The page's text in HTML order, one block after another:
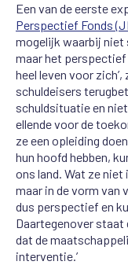
Een van de eerste
Perspectief Fonds
mogelijk waarbij niet
maar het perspectief
heel leven voor zich’,
schuldeisers
schuldsituatie en
ellende voor de
ze een opleiding
hun hoofd hebben,
ons land. Wat ze niet
maar in de vorm van
dus perspectief en
Daartegenover staat
dat de
interventie.’